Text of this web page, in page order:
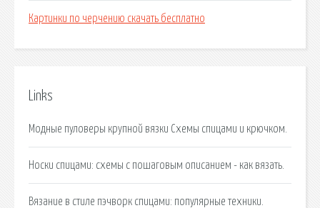
Картинки по черчению скачать бесплатно
Links
Модные пуловеры крупной вязки Схемы спицами и крючком.
Носки спицами: схемы с пошаговым описанием - как вязать.
Вязание в стиле пэчворк спицами: популярные техники.